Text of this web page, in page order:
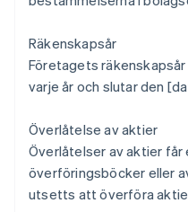
Räkenskapsår
Företagets
varje år och slutar den
Överlåtelse av aktier
Överlåtelser av aktier
överföringsböcker eller
utsetts att överföra